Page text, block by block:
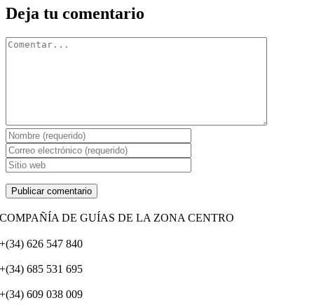
Facebook
X
Reddit
LinkedIn
WhatsApp
Tumblr
Pinterest
Vk
Correo
electrónico
Deja tu comentario
Comentario
COMPAÑÍA DE GUÍAS DE LA ZONA CENTRO
+(34) 626 547 840
+(34) 685 531 695
+(34) 609 038 009